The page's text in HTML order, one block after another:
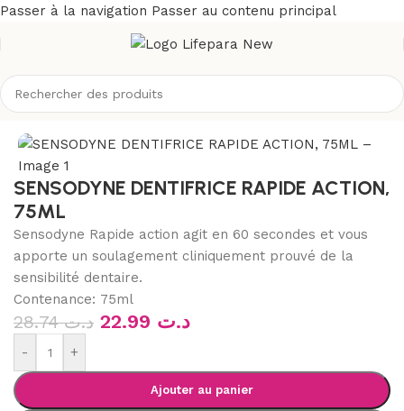
Passer à la navigation Passer au contenu principal
/Boutique/Hygiène/Soins buccodentaires/Dentifrices
SENSODYNE DENTIFRICE RAPIDE ACTION,
75ML
Sensodyne Rapide action agit en 60 secondes et vous
apporte un soulagement cliniquement prouvé de la
sensibilité dentaire.
Contenance: 75ml
د.ت28.74 د.ت
- +
Ajouter au panier